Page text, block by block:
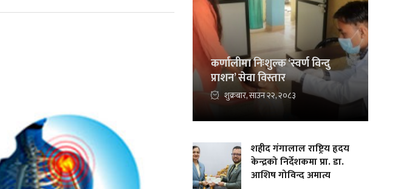
कर्णालीमा निःशुल्क ‘स्वर्ण विन्दु
प्राशन’ सेवा विस्तार
शुक्रबार, साउन २२, २०८३
शहीद गंगालाल राष्ट्रिय हृदय
केन्द्रको निर्देशकमा प्रा. डा.
आशिष गोविन्द अमात्य